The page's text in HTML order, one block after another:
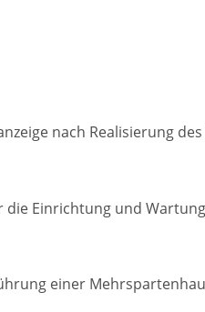
nach Realisierung
Einrichtung und
einer